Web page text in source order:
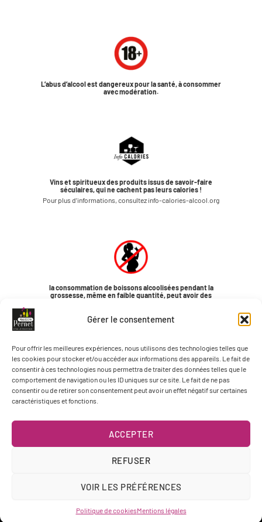
Gérer le consentement
Pour offrir les meilleures expériences, nous utilisons des technologies telles que
les cookies pour stocker et/ou accéder aux informations des appareils. Le fait de
consentir à ces technologies nous permettra de traiter des données telles que le
comportement de navigation ou les ID uniques sur ce site. Le fait de ne pas
consentir ou de retirer son consentement peut avoir un effet négatif sur certaines
caractéristiques et fonctions.
ACCEPTER
REFUSER
VOIR LES PRÉFÉRENCES
Politique de cookiesMentions légales
L’abus d’alcool est dangereux pour la santé, à consommer
avec modération.
Vins et spiritueux des produits issus de savoir-faire
séculaires, qui ne cachent pas leurs calories !
Pour plus d’informations, consultez info-calories-alcool.org
la consommation de boissons alcoolisées pendant la
grossesse, même en faible quantité, peut avoir des